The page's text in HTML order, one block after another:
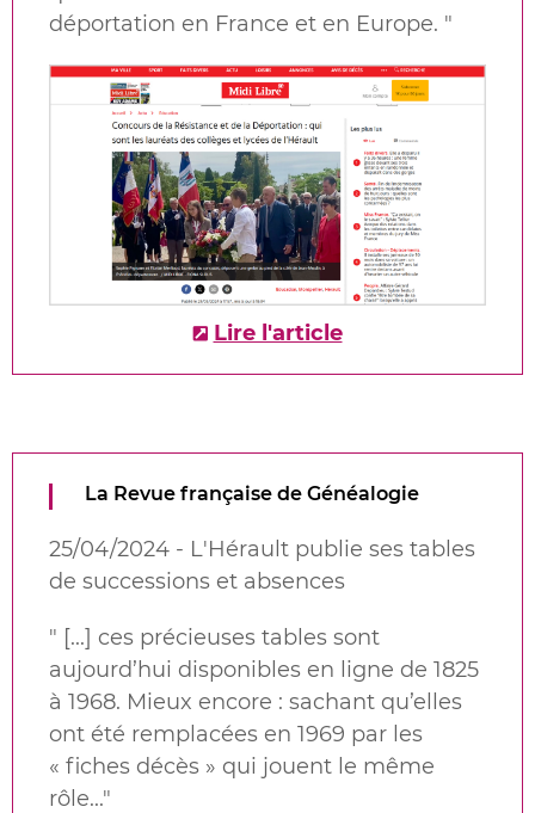
déportation en France et en Europe. "
Lire l'article
La Revue française de Généalogie
25/04/2024 - L'Hérault publie ses tables
de successions et absences
" [...] ces précieuses tables sont
aujourd’hui disponibles en ligne de 1825
à 1968. Mieux encore : sachant qu’elles
ont été remplacées en 1969 par les
« fiches décès » qui jouent le même
rôle..."